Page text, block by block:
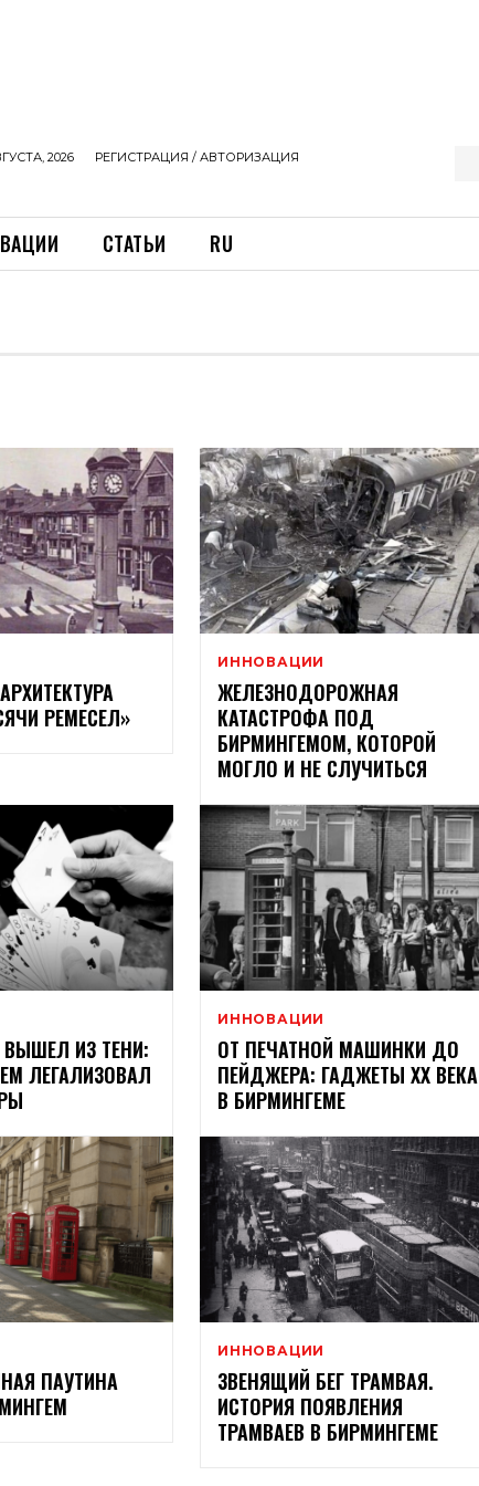
2026 РЕГИСТРАЦИЯ / АВТОРИЗАЦИЯ
СТАТЬИ RU
РЕМЕСЕЛ»
ИННОВАЦИИ
ЖЕЛЕЗНОДОРОЖНАЯ
КАТАСТРОФА ПОД
БИРМИНГЕМОМ, КОТОРОЙ
МОГЛО И НЕ СЛУЧИТЬСЯ
ИЗ ТЕНИ:
ЛЕГАЛИЗОВАЛ
ИННОВАЦИИ
ОТ ПЕЧАТНОЙ МАШИНКИ ДО
ПЕЙДЖЕРА: ГАДЖЕТЫ XX ВЕКА
В БИРМИНГЕМЕ
ПАУТИНА
ИННОВАЦИИ
ЗВЕНЯЩИЙ БЕГ ТРАМВАЯ.
ИСТОРИЯ ПОЯВЛЕНИЯ
ТРАМВАЕВ В БИРМИНГЕМЕ